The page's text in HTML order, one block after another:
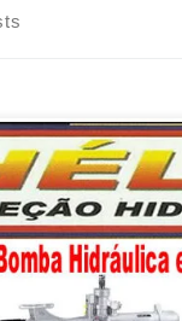
Ecosport, Manutenção
com Troca de
Manutenção da
Troca de Fluídos –
da Direção e
Fluídos – Taguatinga /